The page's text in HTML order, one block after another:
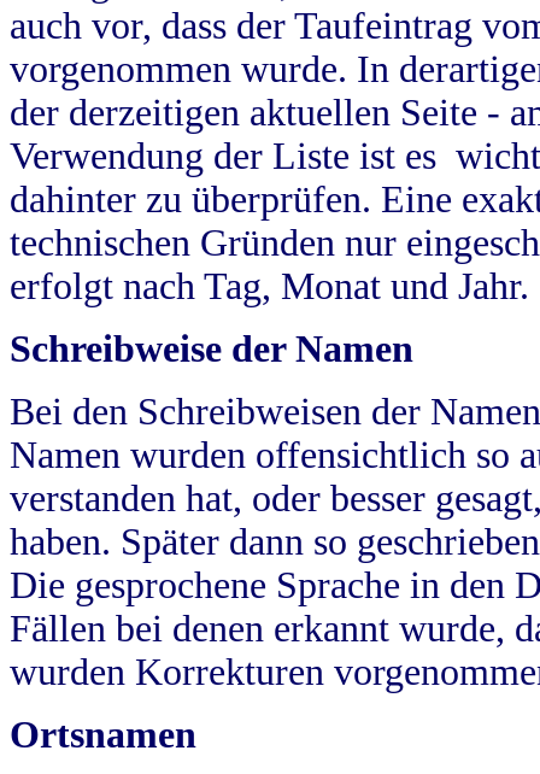
auch vor, dass der Taufeintrag
vorgenommen wurde. In
der derzeitigen aktuellen Seite -
Verwendung der Liste ist es
dahinter zu überprüfen. Eine
technischen Gründen nur
erfolgt nach Tag, Monat und Jahr.
Schreibweise der Namen
Bei den Schreibweisen der
Namen wurden offensichtlich so
verstanden hat, oder besser
haben. Später dann so
Die gesprochene Sprache in
Fällen bei denen erkannt wurde,
wurden Korrekturen
Ortsnamen